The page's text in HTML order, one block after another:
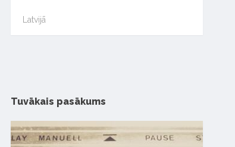
Latvijā
Tuvākais pasākums